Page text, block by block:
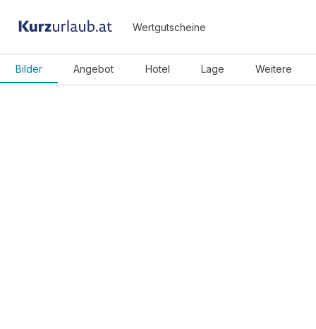
Wertgutscheine
Bilder Angebot Hotel Lage Weitere